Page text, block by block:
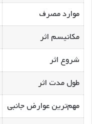
موارد مصرف
مکانیسم اثر
شروع اثر
طول مدت اثر
مهم‌ترین عوارض جانبی